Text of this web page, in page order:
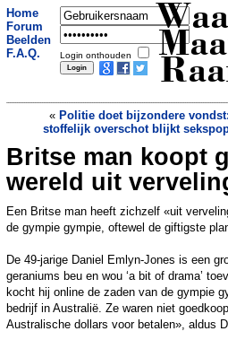
Home
Forum
Beelden
F.A.Q.
Login onthouden
« Politie doet bijzondere vondst:
stoffelijk overschot blijkt
De
voor
boek»
Britse man koopt
wereld uit
Een Britse man heeft zichzelf «uit
de gympie gympie, oftewel de giftigste
De 49-jarige Daniel Emlyn-Jones is een
geraniums beu en wou ‘a bit of drama’
kocht hij online de zaden van de gympie
bedrijf in Australië. Ze waren niet
Australische dollars voor betalen», aldus